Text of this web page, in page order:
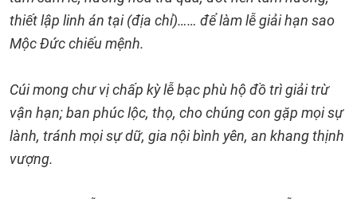
thiết lập linh án tại (địa chỉ)…… để làm lễ giải hạn sao
Mộc Đức chiếu mệnh.
Cúi mong chư vị chấp kỳ lễ bạc phù hộ đồ trì giải trừ
vận hạn; ban phúc lộc, thọ, cho chúng con gặp mọi sự
lành, tránh mọi sự dữ, gia nội bình yên, an khang thịnh
vượng.